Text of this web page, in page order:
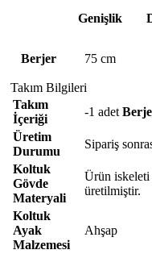
Genişlik
Berjer 75 cm
Takım Bilgileri
Takım
İçeriği
-1 adet
Üretim
Durumu
Sipariş
Koltuk
Gövde
Materyali
Ürün iskeleti
üretilmiştir.
Koltuk
Ayak
Malzemesi
Ahşap